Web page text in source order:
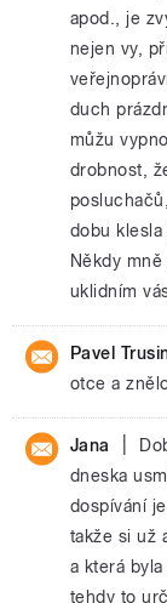
apod., je
nejen vy,
duch
můžu
drobnost,
dobu
Někdy
uklidním
Pavel
otce a
Jana
dneska
dospívání
takže si už
a která
tehdy to